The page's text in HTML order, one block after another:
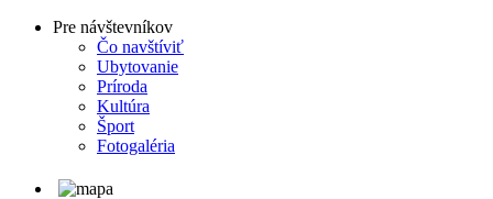
Pre návštevníkov
Čo navštíviť
Ubytovanie
Príroda
Kultúra
Šport
Fotogaléria